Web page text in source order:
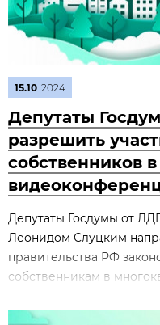
15.10 2024
Депутаты
разрешить
собственников
Депутаты Госдумы от
Леонидом Слуцким
правительства РФ
собственникам в